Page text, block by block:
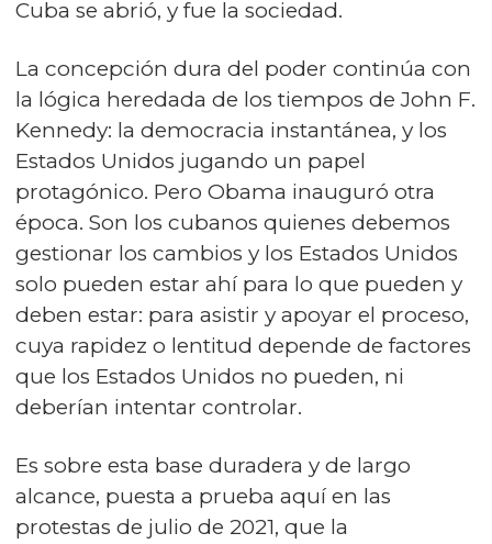
Cuba se abrió, y fue la sociedad.
La concepción dura del poder continúa con
la lógica heredada de los tiempos de John F.
Kennedy: la democracia instantánea, y los
Estados Unidos jugando un papel
protagónico. Pero Obama inauguró otra
época. Son los cubanos quienes debemos
gestionar los cambios y los Estados Unidos
solo pueden estar ahí para lo que pueden y
deben estar: para asistir y apoyar el proceso,
cuya rapidez o lentitud depende de factores
que los Estados Unidos no pueden, ni
deberían intentar controlar.
Es sobre esta base duradera y de largo
alcance, puesta a prueba aquí en las
protestas de julio de 2021, que la